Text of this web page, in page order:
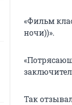
«Фильм
ночи))».
Так